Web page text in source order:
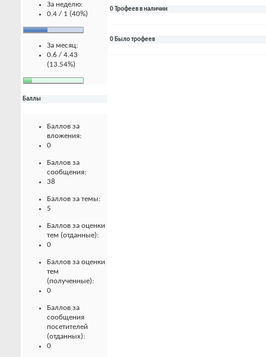
За неделю:
0.4 / 1 (40%)
За месяц:
0.6 / 4.43
(13.54%)
Баллы
Баллов за
вложения:
0
Баллов за
сообщения:
38
Баллов за темы:
5
Баллов за оценки
тем (отданные):
0
Баллов за оценки
тем
(полученные):
0
Баллов за
сообщения
посетителей
(отданных):
0
0 Трофеев в наличии
0 Было трофеев